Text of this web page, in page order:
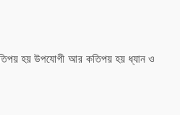
হয় উপযোগী আর কতিপয় হয় ধ্যান ও